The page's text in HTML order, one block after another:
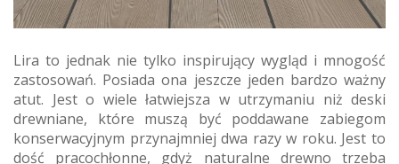
Lira to jednak nie tylko inspirujący wygląd i mnogość
zastosowań. Posiada ona jeszcze jeden bardzo ważny
atut. Jest o wiele łatwiejsza w utrzymaniu niż deski
drewniane, które muszą być poddawane zabiegom
konserwacyjnym przynajmniej dwa razy w roku. Jest to
dość pracochłonne, gdyż naturalne drewno trzeba